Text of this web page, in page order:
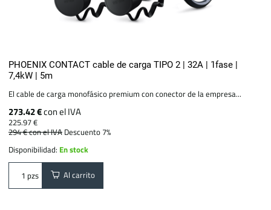
PHOENIX CONTACT cable de carga TIPO 2 | 32A | 1fase |
7,4kW | 5m
El cable de carga monofásico premium con conector de la empresa...
273.42 €con el IVA
225.97 €
294 €con el IVA Descuento 7%
Disponibilidad: En stock
pzs Al carrito